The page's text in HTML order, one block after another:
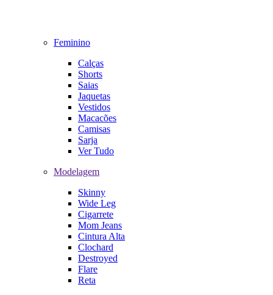
Feminino
Calças
Shorts
Saias
Jaquetas
Vestidos
Macacões
Camisas
Sarja
Ver Tudo
Modelagem
Skinny
Wide Leg
Cigarrete
Mom Jeans
Cintura Alta
Clochard
Destroyed
Flare
Reta